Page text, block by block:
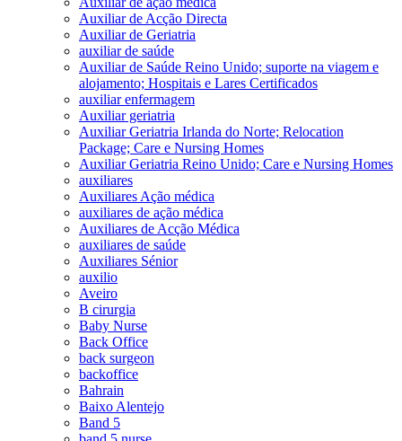
Auxiliar de Acção Directa
Auxiliar de Geriatria
auxiliar de saúde
Auxiliar de Saúde Reino Unido; suporte na viagem e
alojamento; Hospitais e Lares Certificados
auxiliar enfermagem
Auxiliar geriatria
Auxiliar Geriatria Irlanda do Norte; Relocation
Package; Care e Nursing Homes
Auxiliar Geriatria Reino Unido; Care e Nursing Homes
auxiliares
Auxiliares Ação médica
auxiliares de ação médica
Auxiliares de Acção Médica
auxiliares de saúde
Auxiliares Sénior
auxilio
Aveiro
B cirurgia
Baby Nurse
Back Office
back surgeon
backoffice
Bahrain
Baixo Alentejo
Band 5